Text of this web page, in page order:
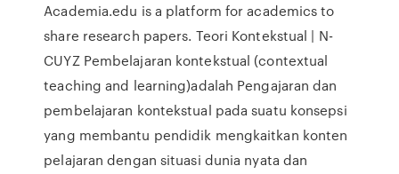
Academia.edu is a platform for academics to
share research papers. Teori Kontekstual | N-
CUYZ Pembelajaran kontekstual (contextual
teaching and learning)adalah Pengajaran dan
pembelajaran kontekstual pada suatu konsepsi
yang membantu pendidik mengkaitkan konten
pelajaran dengan situasi dunia nyata dan